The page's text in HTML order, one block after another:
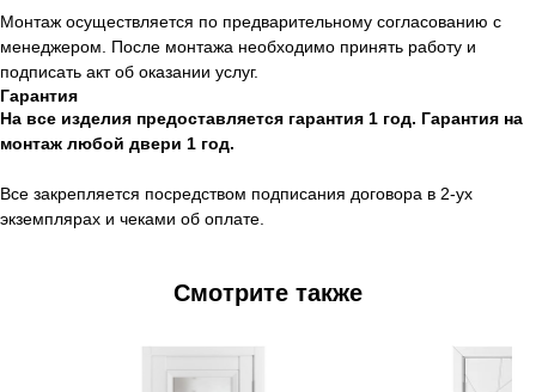
Монтаж осуществляется по предварительному согласованию с
менеджером. После монтажа необходимо принять работу и
подписать акт об оказании услуг.
Гарантия
На все изделия предоставляется гарантия 1 год. Гарантия на
монтаж любой двери 1 год.
Все закрепляется посредством подписания договора в 2-ух
экземплярах и чеками об оплате.
Смотрите также